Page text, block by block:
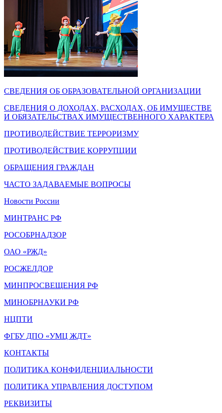
СВЕДЕНИЯ ОБ ОБРАЗОВАТЕЛЬНОЙ ОРГАНИЗАЦИИ
СВЕДЕНИЯ О ДОХОДАХ, РАСХОДАХ, ОБ ИМУЩЕСТВЕ
И ОБЯЗАТЕЛЬСТВАХ ИМУЩЕСТВЕННОГО ХАРАКТЕРА
ПРОТИВОДЕЙСТВИЕ ТЕРРОРИЗМУ
ПРОТИВОДЕЙСТВИЕ КОРРУПЦИИ
ОБРАЩЕНИЯ ГРАЖДАН
ЧАСТО ЗАДАВАЕМЫЕ ВОПРОСЫ
Новости России
МИНТРАНС РФ
РОСОБРНАДЗОР
ОАО «РЖД»
РОСЖЕЛДОР
МИНПРОСВЕЩЕНИЯ РФ
МИНОБРНАУКИ РФ
НЦПТИ
ФГБУ ДПО «УМЦ ЖДТ»
КОНТАКТЫ
ПОЛИТИКА КОНФИДЕНЦИАЛЬНОСТИ
ПОЛИТИКА УПРАВЛЕНИЯ ДОСТУПОМ
РЕКВИЗИТЫ